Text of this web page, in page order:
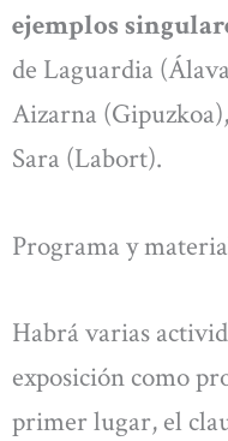
ejemplos
de Laguardia
Aizarna
Sara (Labort).
Programa y
Habrá varias
exposición como
primer lugar, el